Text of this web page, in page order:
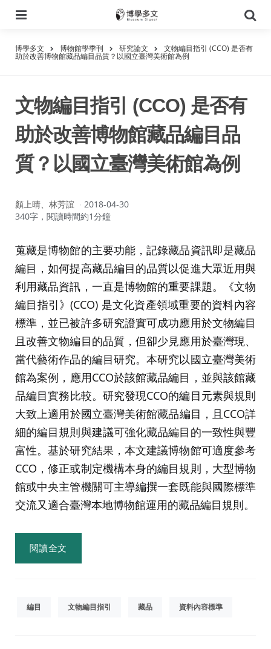
尋
博學多文 博物館學季刊 研究論文 文物編目指引 (CCO) 是否有
助於改善博物館藏品編目品質？以國立臺灣美術館為例
文物編目指引 (CCO) 是否有
助於改善博物館藏品編目品
質？以國立臺灣美術館為例
作
者：
顏上晴、林芳誼
2018-04-30
340字，閱讀時間約1分鐘
蒐藏是博物館的主要功能，記錄藏品資訊即是藏品
編目，如何提高藏品編目的品質以促進大眾近用與
利用藏品資訊，一直是博物館的重要課題。《文物
編目指引》(CCO) 是文化資產領域重要的資料內容
標準，並已被許多研究證實可成功應用於文物編目
且改善文物編目的品質，但卻少見應用於臺灣現、
當代藝術作品的編目研究。本研究以國立臺灣美術
館為案例，應用CCO於該館藏品編目，並與該館藏
品編目實務比較。研究發現CCO的編目元素與規則
大致上適用於國立臺灣美術館藏品編目，且CCO詳
細的編目規則與建議可強化藏品編目的一致性與豐
富性。基於研究結果，本文建議博物館可適度參考
CCO，修正或制定機構本身的編目規則，大型博物
館或中央主管機關可主導編撰一套既能與國際標準
交流又適合臺灣本地博物館運用的藏品編目規則。
閱讀全文
編目 文物編目指引 藏品 資料內容標準